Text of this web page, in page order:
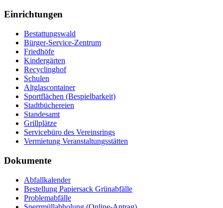
Einrichtungen
Bestattungswald
Bürger-Service-Zentrum
Friedhöfe
Kindergärten
Recyclinghof
Schulen
Altglascontainer
Sportflächen (Bespielbarkeit)
Stadtbüchereien
Standesamt
Grillplätze
Servicebüro des Vereinsrings
Vermietung Veranstaltungsstätten
Dokumente
Abfallkalender
Bestellung Papiersack Grünabfälle
Problemabfälle